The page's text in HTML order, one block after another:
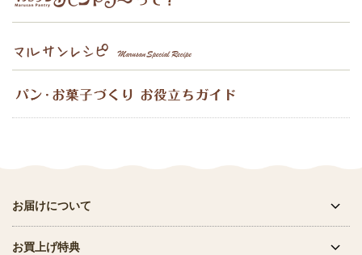
お届けについて
お買上げ特典